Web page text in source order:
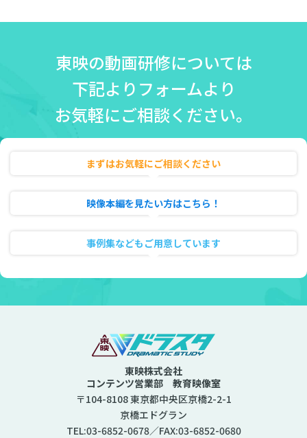
東映の動画研修については
下記よりフォームより
お気軽にご相談ください。
まずはお気軽にご相談ください
映像本編を見たい方はこちら！
事例集などもご用意しています
東映株式会社
コンテンツ営業部 教育映像室
〒104-8108 東京都中央区京橋2-2-1
京橋エドグラン
TEL:03-6852-0678／FAX:03-6852-0680